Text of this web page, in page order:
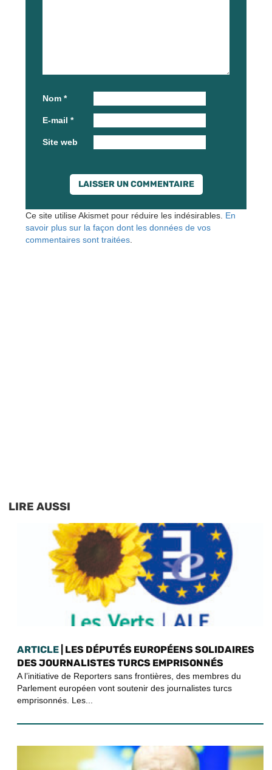
Nom *
E-mail *
Site web
Ce site utilise Akismet pour réduire les indésirables. En
savoir plus sur la façon dont les données de vos
commentaires sont traitées
LIRE AUSSI
ARTICLE | LES DÉPUTÉS EUROPÉENS SOLIDAIRES
DES JOURNALISTES TURCS EMPRISONNÉS
A l’initiative de Reporters sans frontières, des membres du
Parlement européen vont soutenir des journalistes turcs
emprisonnés. Les...